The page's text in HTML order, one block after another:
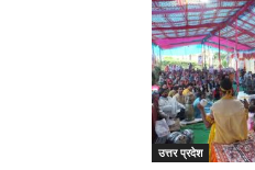
उत्तर प्रदेश